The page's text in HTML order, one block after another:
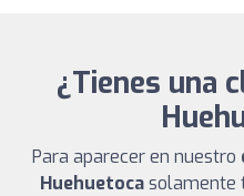
¿Tienes una
Para aparecer en nuestro
Huehuetocasolamente